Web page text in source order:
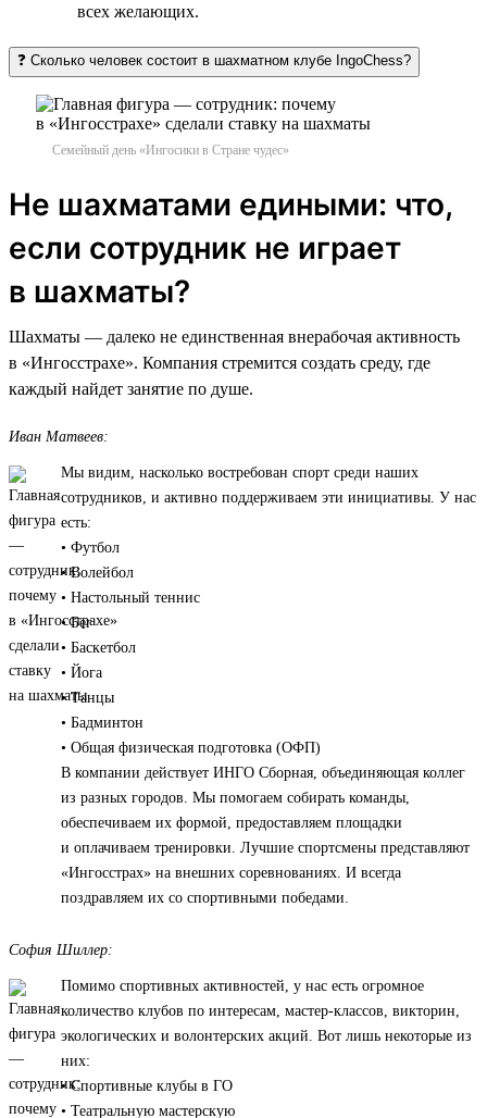
всех желающих.
❓ Сколько человек состоит в шахматном клубе IngoChess?
Семейный день «Ингосики в Стране чудес»
Не шахматами едиными: что,
если сотрудник не играет
в шахматы?
Шахматы — далеко не единственная внерабочая активность
в «Ингосстрахе». Компания стремится создать среду, где
каждый найдет занятие по душе.
Иван Матвеев:
Мы видим, насколько востребован спорт среди наших
сотрудников, и активно поддерживаем эти инициативы. У нас
есть:
• Футбол
• Волейбол
• Настольный теннис
• Бег
• Баскетбол
• Йога
• Танцы
• Бадминтон
• Общая физическая подготовка (ОФП)
В компании действует ИНГО Сборная, объединяющая коллег
из разных городов. Мы помогаем собирать команды,
обеспечиваем их формой, предоставляем площадки
и оплачиваем тренировки. Лучшие спортсмены представляют
«Ингосстрах» на внешних соревнованиях. И всегда
поздравляем их со спортивными победами.
София Шиллер:
Помимо спортивных активностей, у нас есть огромное
количество клубов по интересам, мастер-классов, викторин,
экологических и волонтерских акций. Вот лишь некоторые из
них:
• Спортивные клубы в ГО
• Театральную мастерскую